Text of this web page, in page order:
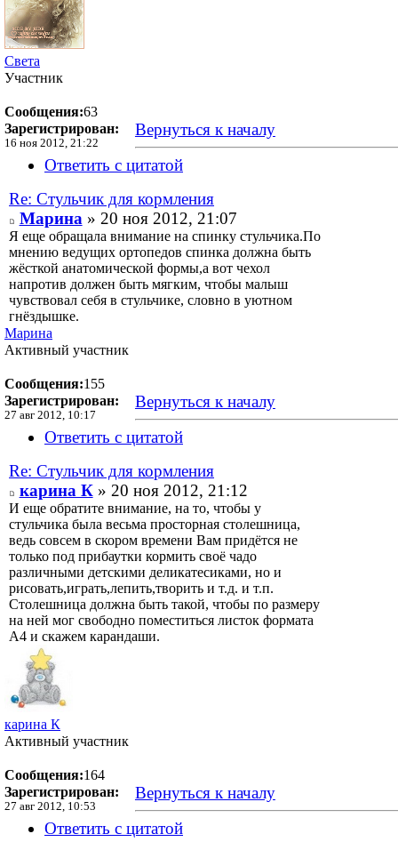
Света
Участник
Сообщения:63
Зарегистрирован:
16 ноя 2012, 21:22
Вернуться к началу
Ответить с цитатой
Re: Стульчик для кормления
Марина » 20 ноя 2012, 21:07
Я еще обращала внимание на спинку стульчика.По
мнению ведущих ортопедов спинка должна быть
жёсткой анатомической формы,а вот чехол
напротив должен быть мягким, чтобы малыш
чувствовал себя в стульчике, словно в уютном
гнёздышке.
Марина
Активный участник
Сообщения:155
Зарегистрирован:
27 авг 2012, 10:17
Вернуться к началу
Ответить с цитатой
Re: Стульчик для кормления
карина К» 20 ноя 2012, 21:12
И еще обратите внимание, на то, чтобы у
стульчика была весьма просторная столешница,
ведь совсем в скором времени Вам придётся не
только под прибаутки кормить своё чадо
различными детскими деликатесиками, но и
рисовать,играть,лепить,творить и т.д. и т.п.
Столешница должна быть такой, чтобы по размеру
на ней мог свободно поместиться листок формата
А4 и скажем карандаши.
карина К
Активный участник
Сообщения:164
Зарегистрирован:
27 авг 2012, 10:53
Вернуться к началу
Ответить с цитатой